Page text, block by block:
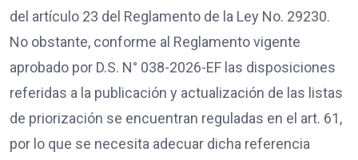
del artículo 23 del Reglamento de la Ley No. 29230.
No obstante, conforme al Reglamento vigente
aprobado por D.S. N° 038-2026-EF las disposiciones
referidas a la publicación y actualización de las listas
de priorización se encuentran reguladas en el art. 61,
por lo que se necesita adecuar dicha referencia